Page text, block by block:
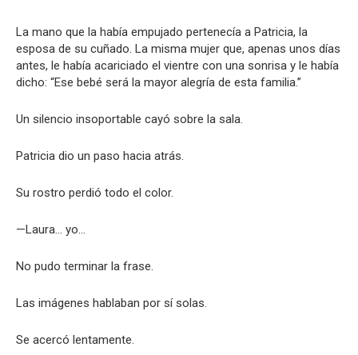
La mano que la había empujado pertenecía a Patricia, la
esposa de su cuñado. La misma mujer que, apenas unos días
antes, le había acariciado el vientre con una sonrisa y le había
dicho: “Ese bebé será la mayor alegría de esta familia.”
Un silencio insoportable cayó sobre la sala.
Patricia dio un paso hacia atrás.
Su rostro perdió todo el color.
—Laura… yo…
No pudo terminar la frase.
Las imágenes hablaban por sí solas.
Se acercó lentamente.